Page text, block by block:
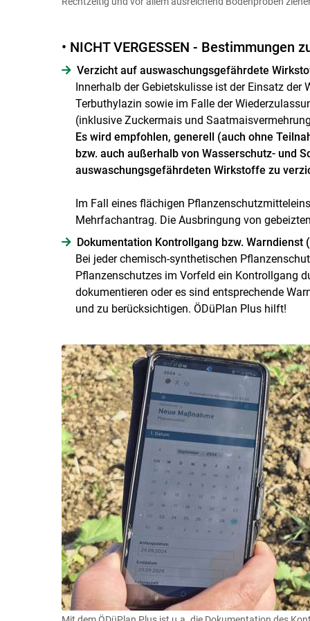
• NICHT VERGESSEN - Bestimmungen
Verzicht auf auswaschungsgefährdete
Innerhalb der Gebietskulisse ist der Einsatz
Terbuthylazin sowie im Falle der
(inklusive Zuckermais und
Es wird empfohlen, generell (auch ohne
bzw. auch außerhalb von Wasserschutz- und
auswaschungsgefährdeten Wirkstoffe zu
Im Fall eines flächigen
Mehrfachantrag. Die Ausbringung von
Dokumentation Kontrollgang bzw. Warndienst
Bei jeder chemisch-synthetischen
Pflanzenschutzes im Vorfeld ein Kontrollgang
dokumentieren oder es sind entsprechende
und zu berücksichtigen. ÖDüPlan Plus hilft!